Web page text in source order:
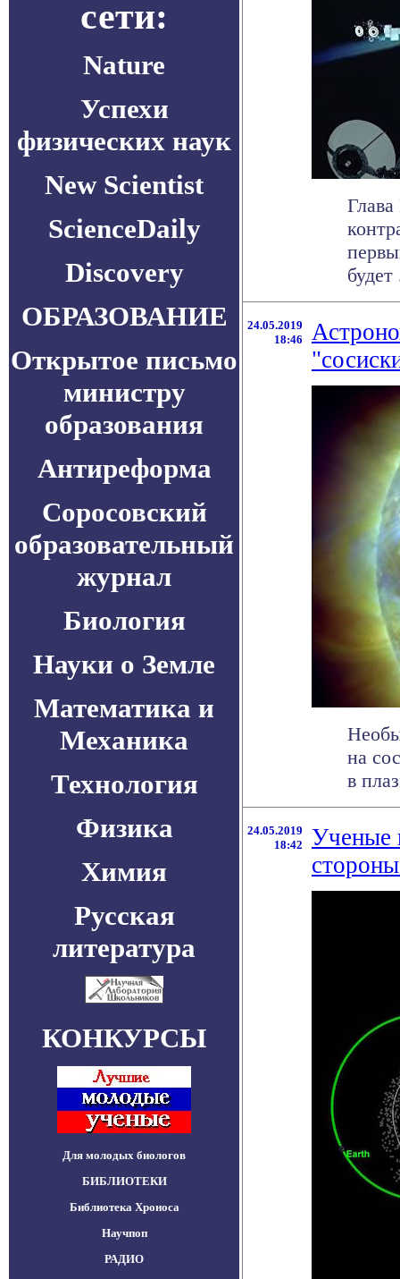
сети:
Nature
Успехи
физических наук
New Scientist
ScienceDaily
Discovery
ОБРАЗОВАНИЕ
Открытое письмо
министру
образования
Антиреформа
Соросовский
образовательный
журнал
Биология
Науки о Земле
Математика и
Механика
Технология
Физика
Химия
Русская
литература
КОНКУРСЫ
Для молодых биологов
БИБЛИОТЕКИ
Библиотека Хроноса
Научпоп
РАДИО
24.05.2019
18:46
на
в
24.05.2019
18:42
Ученые